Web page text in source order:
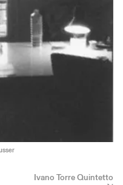
Ivano Torre Quintetto